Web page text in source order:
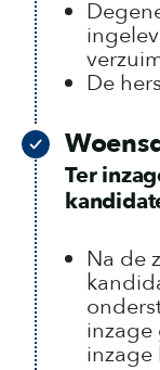
De
Ter
Na de
inzage
inzage